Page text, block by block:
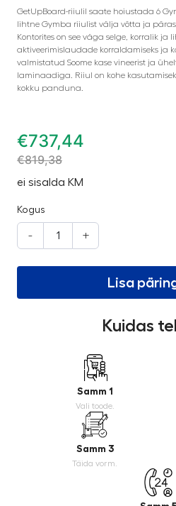
GetUpBoard-riiulil saate hoiustada 6
lihtne Gymba riiulist välja võtta ja
Kontorites on see väga selge, korralik ja
aktiveerimislaudade korraldamiseks ja
valmistatud Soome kase vineerist ja
laminaadiga. Riiul on kohe
kokku panduna.
€737,44
€819,38
ei sisalda KM
Kogus
- +
Lisa
Kuidas
Samm 1
Vali toode.
Samm 3
Täida vorm.